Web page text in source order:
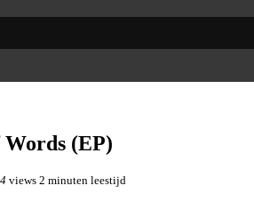
(EP)
views 2 minuten leestijd